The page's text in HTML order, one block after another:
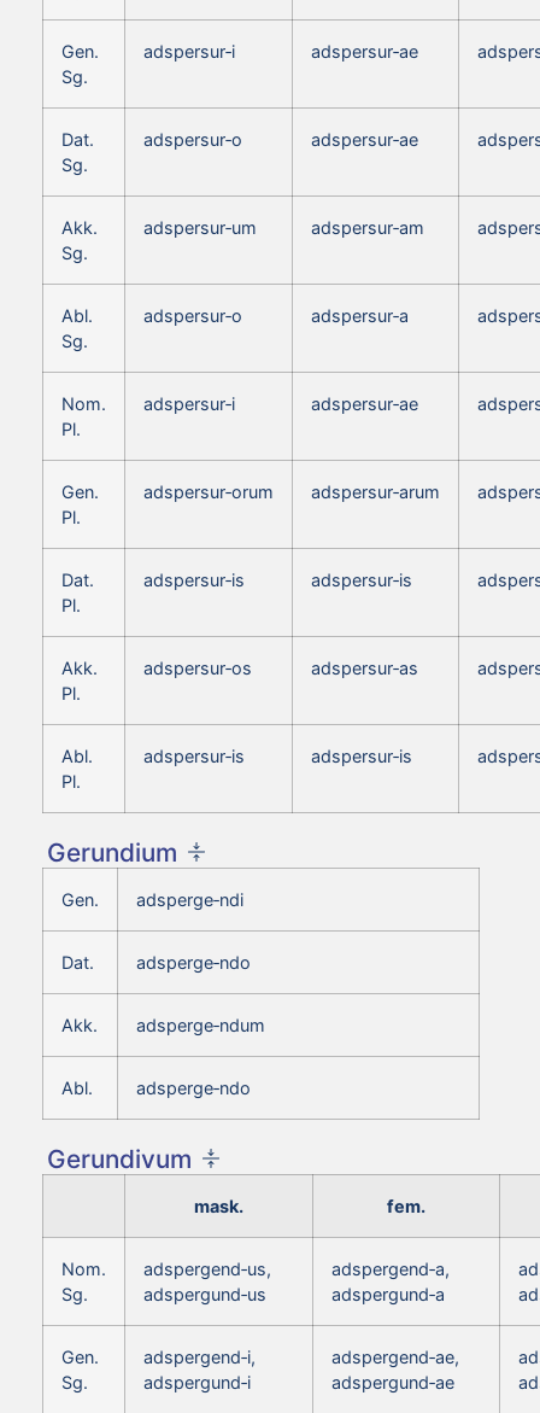
Gen.
Sg.
adspersur‑i adspersur‑ae
Dat.
Sg.
adspersur‑o adspersur‑ae
Akk.
Sg.
adspersur‑um adspersur‑am
Abl.
Sg.
adspersur‑o adspersur‑a
Nom.
Pl.
adspersur‑i adspersur‑ae
Gen.
Pl.
adspersur‑orum adspersur‑arum
Dat.
Pl.
adspersur‑is adspersur‑is
Akk.
Pl.
adspersur‑os adspersur‑as
Abl.
Pl.
adspersur‑is adspersur‑is
Gerundium
Gen. adsperge‑ndi
Dat. adsperge‑ndo
Akk. adsperge‑ndum
Abl. adsperge‑ndo
Gerundivum
mask. fem.
Nom.
Sg.
adspergend‑us,
adspergund‑us
adspergend‑a,
adspergund‑a
Gen.
Sg.
adspergend‑i,
adspergund‑i
adspergend‑ae,
adspergund‑ae